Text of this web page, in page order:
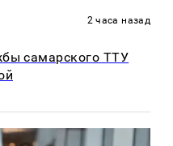
2 часа назад
самарского ТТУ